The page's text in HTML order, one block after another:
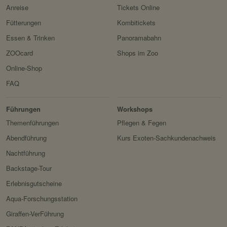
Anreise
Fütterungen
Essen & Trinken
ZOOcard
Tickets Online
Kombitickets
Panoramabahn
Shops im Zoo
Online-Shop
FAQ
Zoo
Führungen
Themenführungen
Abendführung
Nachtführung
Backstage-Tour
Erlebnisgutscheine
Aqua-Forschungsstation
Giraffen-VerFührung
Workshops
Pflegen & Fegen
Kurs Exoten-Sachkundenachweis
&
Forschung